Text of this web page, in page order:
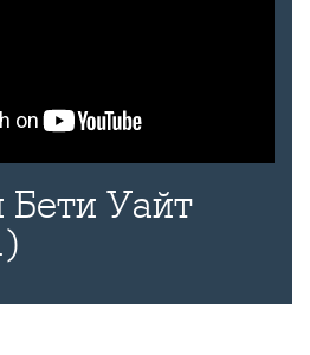
Бети Уайт